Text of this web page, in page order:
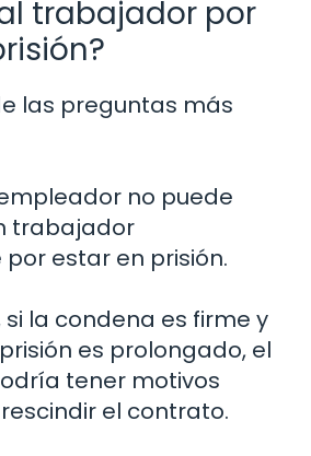
trabajador por
las preguntas más
no puede
trabajador
estar en prisión.
la condena es firme y
es prolongado, el
tener motivos
el contrato.